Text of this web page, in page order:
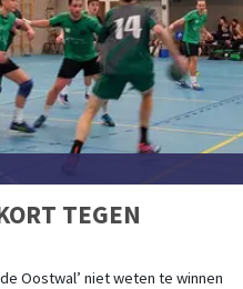
TEGEN
Oostwal’ niet weten te winnen